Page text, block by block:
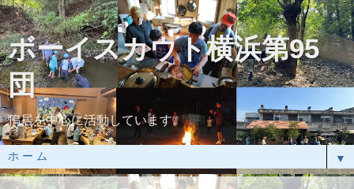
ボーイスカウト横浜第95
団
鴨居を中心に活動しています。
▼